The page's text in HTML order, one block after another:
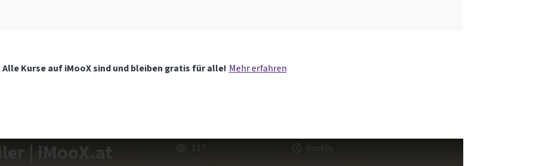
Alle Kurse auf iMooX sind und bleiben gratis für alle! Mehr erfahren
| iMooX.at 117 0m49s